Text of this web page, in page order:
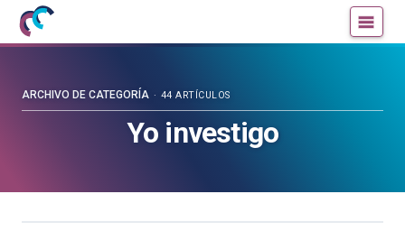
Mujeres
con
blog
Yo investigo
ARCHIVO DE CATEGORÍA 44 ARTÍCULOS